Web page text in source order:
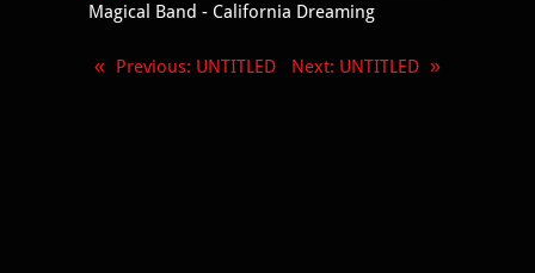
Magical Band - California Dreaming
« Previous: UNTITLED Next: UNTITLED »